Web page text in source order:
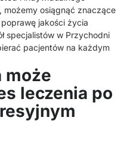
osiągnąć znaczące
jakości życia
specjalistów w Przychodni
pacjentów na każdym
może
leczenia po